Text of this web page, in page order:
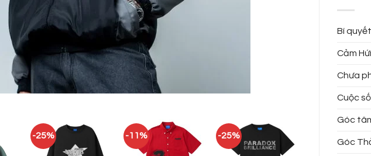
-25% -11% -25%
Bí quyết
Cảm
Chưa
Cuộc
Góc
Góc